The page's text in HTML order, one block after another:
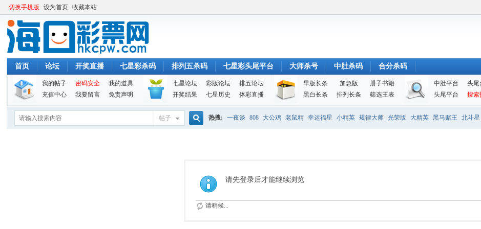
切换手机版 设为首页 收藏本站
首页 论坛 开奖直播 七星彩杀码 排列五杀码 七星彩头尾平台 大师杀号 中肚杀码 合分杀码
我的帖子 密码安全
我的道具
充值中心
我要留言 免责声明
七星论坛 彩版论坛
排五论坛
开奖结果
七星历史 体彩直播
早版长条 加急版
册子书籍
黑白长条
排列长条 筛选王表
中肚平台
头尾
头尾平台
搜索
帖子 热搜: 一夜谈 808 大公鸡 老鼠精 幸运福星 小精英 规律大师 光荣版 大精英 黑马赌王 北斗星
请先登录后才能继续浏览
请稍候...